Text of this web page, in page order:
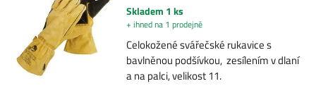
Skladem 1 ks
+ ihned na 1 prodejně
Celokožené svářečské rukavice s
bavlněnou podšívkou, zesílením v dlaní
a na palci, velikost 11.